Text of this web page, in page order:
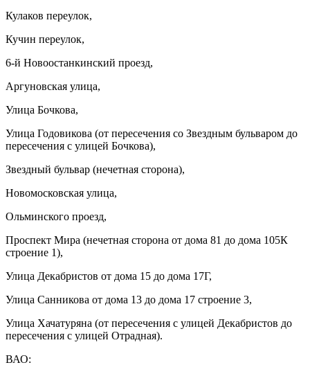
Кулаков переулок,
Кучин переулок,
6-й Новоостанкинский проезд,
Аргуновская улица,
Улица Бочкова,
Улица Годовикова (от пересечения со Звездным бульваром до
пересечения с улицей Бочкова),
Звездный бульвар (нечетная сторона),
Новомосковская улица,
Ольминского проезд,
Проспект Мира (нечетная сторона от дома 81 до дома 105К
строение 1),
Улица Декабристов от дома 15 до дома 17Г,
Улица Санникова от дома 13 до дома 17 строение 3,
Улица Хачатуряна (от пересечения с улицей Декабристов до
пересечения с улицей Отрадная).
ВАО: